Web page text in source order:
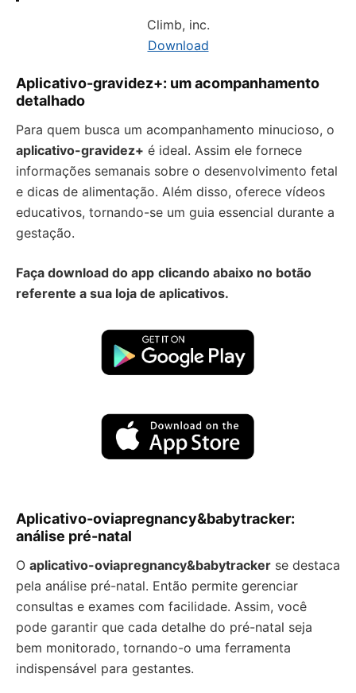
Climb, inc.
Download
Aplicativo-gravidez+: um acompanhamento
detalhado
Para quem busca um acompanhamento minucioso, o
aplicativo-gravidez+ é ideal. Assim ele fornece
informações semanais sobre o desenvolvimento fetal
e dicas de alimentação. Além disso, oferece vídeos
educativos, tornando-se um guia essencial durante a
gestação.
Faça download do app clicando abaixo no botão
referente a sua loja de aplicativos.
Aplicativo-oviapregnancy&babytracker:
análise pré-natal
O aplicativo-oviapregnancy&babytracker se destaca
pela análise pré-natal. Então permite gerenciar
consultas e exames com facilidade. Assim, você
pode garantir que cada detalhe do pré-natal seja
bem monitorado, tornando-o uma ferramenta
indispensável para gestantes.